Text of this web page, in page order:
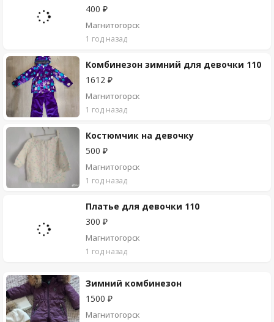
400 ₽
Магнитогорск
1 год назад
Комбинезон зимний для девочки 110
1612 ₽
Магнитогорск
1 год назад
Костюмчик на девочку
500 ₽
Магнитогорск
1 год назад
Платье для девочки 110
300 ₽
Магнитогорск
1 год назад
Зимний комбинезон
1500 ₽
Магнитогорск